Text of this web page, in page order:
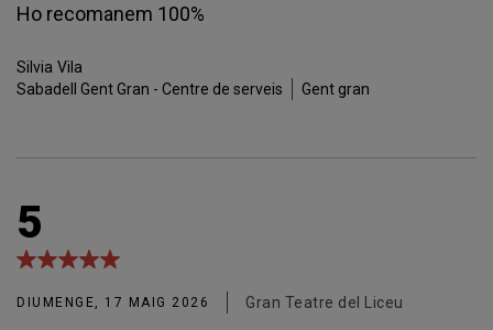
Ho recomanem 100%
Silvia Vila
Sabadell Gent Gran - Centre de serveis
Gent gran
5
DIUMENGE, 17 MAIG 2026 Gran Teatre del Liceu